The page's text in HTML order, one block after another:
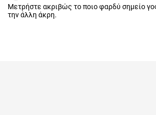
Μετρήστε ακριβώς το ποιο φαρδύ σημείο
την άλλη άκρη.